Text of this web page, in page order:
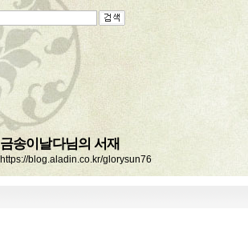
금송이날다님의 서재
https://blog.aladin.co.kr/glorysun76